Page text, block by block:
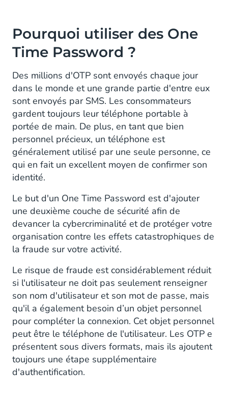
Avantages de l'utilisation des One Time
Password
Les OTP sont largement populaires et
intuitifs
Une technologie éprouvée garantit une
grande fiabilité
Les OTP répondent à un grand nombre de
scénarios
Cas d'usage des OTP
Identification des transactions douteuses
Confirmation des transactions de grande
valeur
Traitement des mots de passe perdus
Accès aux services publics
Reconnaissance des appareils peu
familiers
Onboarding & Accueil
Protection des informations privées
Pourquoi utiliser des One
Time Password ?
Des millions d'OTP sont envoyés chaque jour
dans le monde et une grande partie d'entre eux
sont envoyés par SMS. Les consommateurs
gardent toujours leur téléphone portable à
portée de main. De plus, en tant que bien
personnel précieux, un téléphone est
généralement utilisé par une seule personne, ce
qui en fait un excellent moyen de confirmer son
identité.
Le but d'un One Time Password est d'ajouter
une deuxième couche de sécurité afin de
devancer la cybercriminalité et de protéger votre
organisation contre les effets catastrophiques de
la fraude sur votre activité.
Le risque de fraude est considérablement réduit
si l'utilisateur ne doit pas seulement renseigner
son nom d'utilisateur et son mot de passe, mais
qu'il a également besoin d’un objet personnel
pour compléter la connexion. Cet objet personnel
peut être le téléphone de l'utilisateur. Les OTP e
présentent sous divers formats, mais ils ajoutent
toujours une étape supplémentaire
d'authentification.